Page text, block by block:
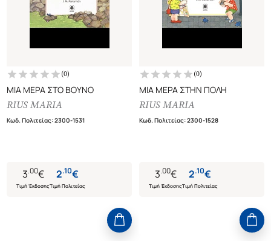
(0)
ΜΙΑ ΜΕΡΑ ΣΤΟ ΒΟΥΝΟ
RIUS MARIA
Κωδ. Πολιτείας:2300-1531
3.00€
Τιμή Έκδοσης
2.10€
Τιμή Πολιτείας
(0)
ΜΙΑ ΜΕΡΑ ΣΤΗΝ ΠΟΛΗ
RIUS MARIA
Κωδ. Πολιτείας:2300-1528
3.00€
Τιμή Έκδοσης
2.10€
Τιμή Πολιτείας